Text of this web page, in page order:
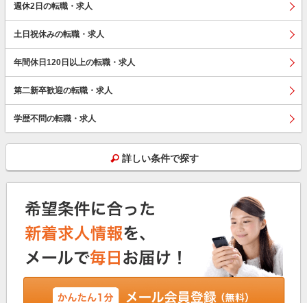
週休2日の転職・求人
土日祝休みの転職・求人
年間休日120日以上の転職・求人
第二新卒歓迎の転職・求人
学歴不問の転職・求人
詳しい条件で探す